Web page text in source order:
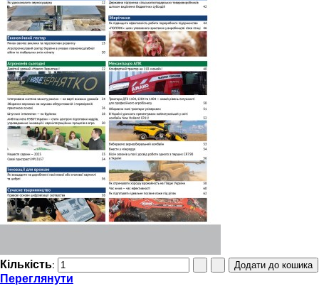
Кількість:
Переглянути